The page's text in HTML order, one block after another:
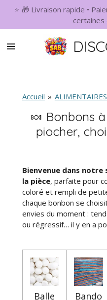
Passer
contenu
principal
⭐ 🎁 Livraison rapide •
certaines
Accueil » ALIMENTAIRES
🍬 Bonbons
piocher,
Bienvenue dans notre
la pièce, parfaite pour
coloré et rempli de
chaque bonbon se
envies du moment :
ou régressif… il y en a
Balle
Bando